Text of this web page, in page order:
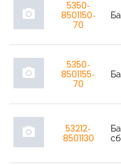
photo_camera
5350-
8501150-
70
photo_camera
5350-
8501155-
70
photo_camera
53212-
8501130